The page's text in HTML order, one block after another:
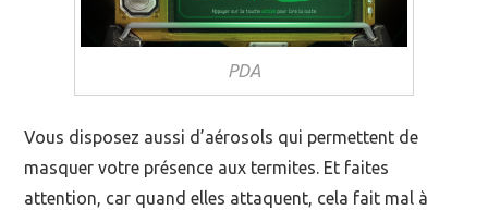
PDA
Vous disposez aussi d’aérosols qui permettent de
masquer votre présence aux termites. Et faites
attention, car quand elles attaquent, cela fait mal à